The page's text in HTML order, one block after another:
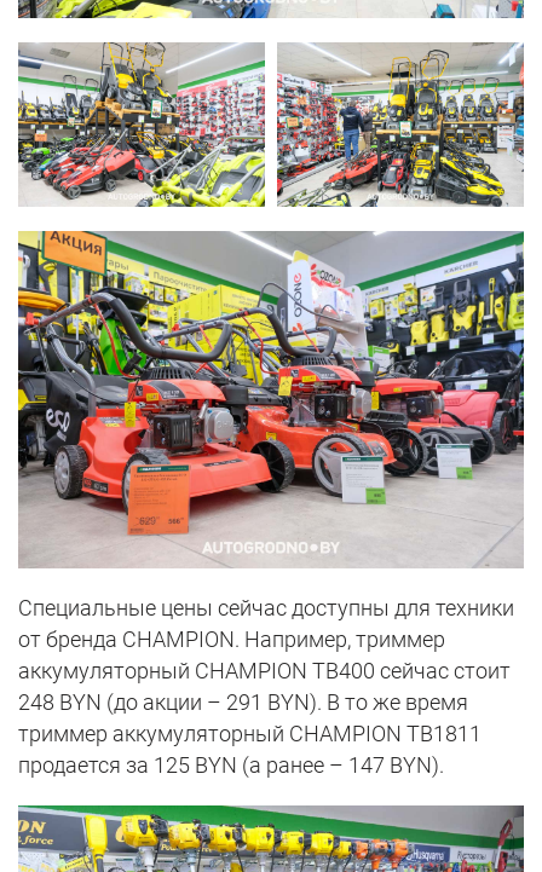
Специальные цены сейчас доступны для техники
от бренда CHAMPION. Например, триммер
аккумуляторный CHAMPION TB400 сейчас стоит
248 BYN (до акции – 291 BYN). В то же время
триммер аккумуляторный CHAMPION TB1811
продается за 125 BYN (а ранее – 147 BYN).